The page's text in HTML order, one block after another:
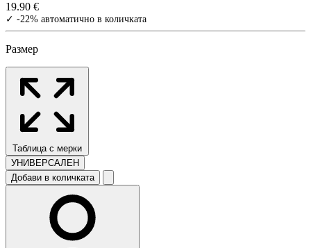
19.90 €
✓ -22% автоматично в количката
Размер
Таблица с мерки
УНИВЕРСАЛЕН
Добави в количката